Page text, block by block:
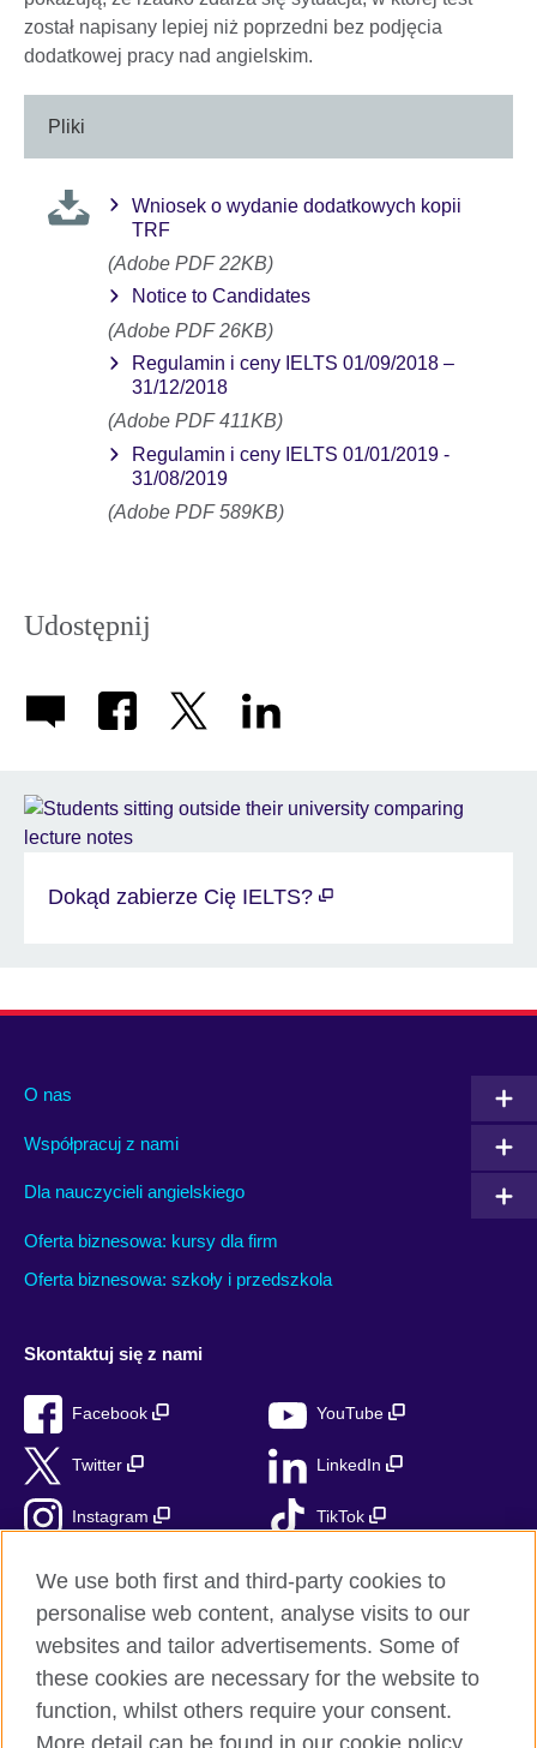
został napisany lepiej niż poprzedni bez podjęcia
dodatkowej pracy nad angielskim.
Pliki
Wniosek o wydanie dodatkowych kopii
TRF
(Adobe PDF 22KB)
Notice to Candidates
(Adobe PDF 26KB)
Regulamin i ceny IELTS 01/09/2018 –
31/12/2018
(Adobe PDF 411KB)
Regulamin i ceny IELTS 01/01/2019 -
31/08/2019
(Adobe PDF 589KB)
Udostępnij
Dokąd zabierze Cię IELTS?
O nas
Współpracuj z nami
Dla nauczycieli angielskiego
Oferta biznesowa: kursy dla firm
Oferta biznesowa: szkoły i przedszkola
Skontaktuj się z nami
Facebook YouTube
Twitter LinkedIn
Instagram TikTok
British Council globalnie
Prywatność i warunki użytkowania
We use both first and third-party cookies to
personalise web content, analyse visits to our
websites and tailor advertisements. Some of
these cookies are necessary for the website to
function, whilst others require your consent.
More detail can be found in our cookie policy